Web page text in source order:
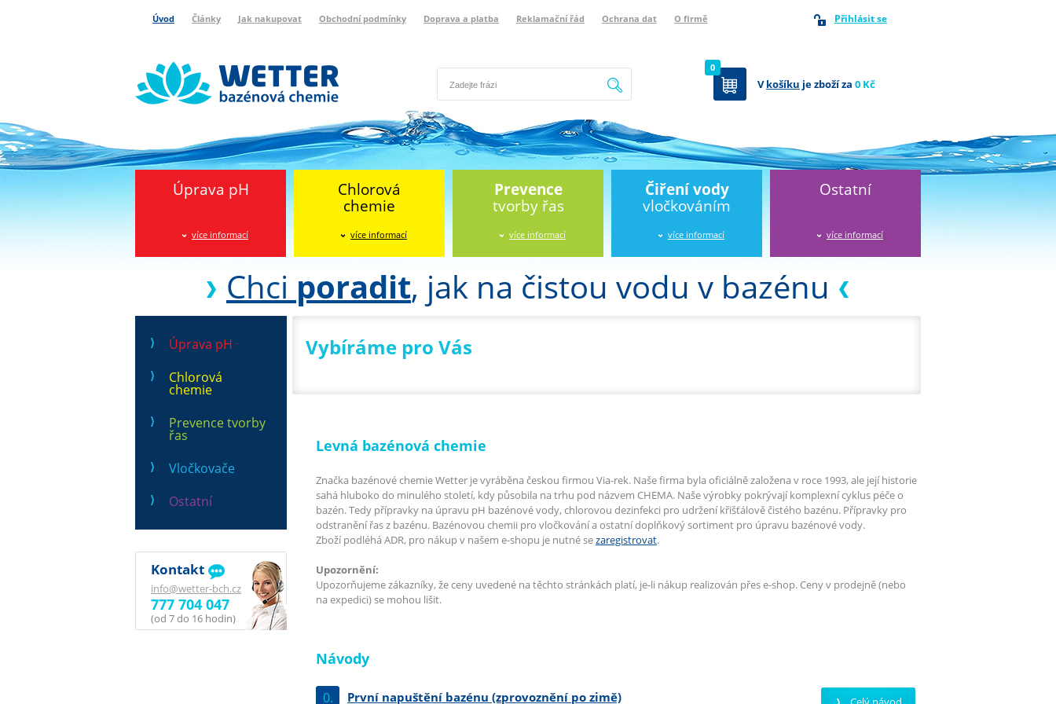
Úvod Články Jak nakupovat Obchodní podmínky Doprava a platba Reklamační řád Ochrana dat O firmě Přihlásit se
Hledat
Vkošíku je zboží za 0 Kč
0
Úprava pH
více informací
Chlorová
chemie
více informací
Prevence
tvorby řas
více informací
Čiření vody
vločkováním
více informací
Ostatní
více informací
Chci poradit, jak na čistou vodu v bazénu
Úprava pH
Chlorová
chemie
Prevence tvorby
řas
Vločkovače
Ostatní
Kontakt
info@wetter-bch.cz
777 704 047
(od 7 do 16 hodin)
Vybíráme pro Vás
Levná bazénová chemie
Značka bazénové chemie Wetter je vyráběna českou firmou Via-rek. Naše firma byla oficiálně založena v roce 1993, ale její historie
sahá hluboko do minulého století, kdy působila na trhu pod názvem CHEMA. Naše výrobky pokrývají komplexní cyklus péče o
bazén. Tedy přípravky na úpravu pH bazénové vody, chlorovou dezinfekci pro udržení křišťálově čistého bazénu. Přípravky pro
odstranění řas z bazénu. Bazénovou chemii pro vločkování a ostatní doplňkový sortiment pro úpravu bazénové vody.
Zboží podléhá ADR, pro nákup v našem e-shopu je nutné sezaregistrovat.
Upozornění:
Upozorňujeme zákazníky, že ceny uvedené na těchto stránkách platí, je-li nákup realizován přes e-shop. Ceny v prodejně (nebo
na expedici) se mohou lišit.
Návody
0. První napuštění bazénu (zprovoznění po zimě)